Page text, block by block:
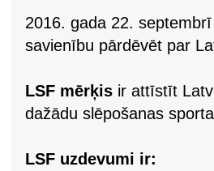
2016. gada 22.
savienību pārdēvēt par
LSF mērķis ir attīstīt
dažādu slēpošanas
LSF uzdevumi ir: